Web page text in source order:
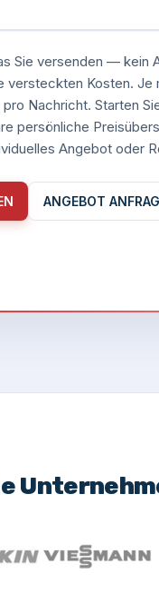
Sie versenden — kein
versteckten Kosten. Je
Nachricht. Starten
persönliche
Angebot oder
ANGEBOT